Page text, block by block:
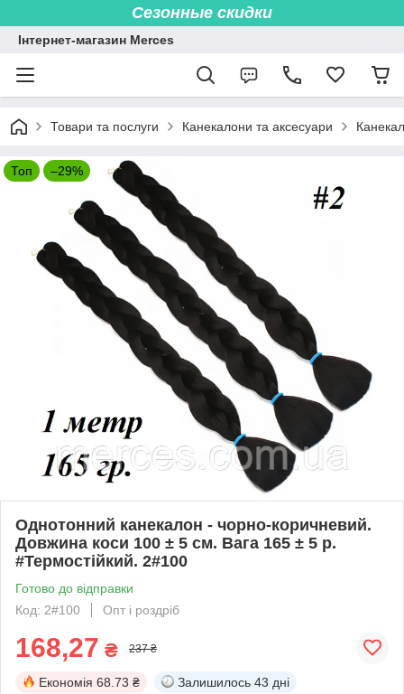
Сезонные скидки
Інтернет-магазин Merces
Товари та послуги Канекалони та аксесуари
Топ –29%
Однотонний канекалон - чорно-коричневий.
Довжина коси 100 ± 5 см. Вага 165 ± 5 р.
#Термостійкий. 2#100
Готово до відправки
Код: 2#100
Опт і роздріб
168,27 ₴ 237 ₴
Економія 68.73 ₴ Залишилось 43 дні